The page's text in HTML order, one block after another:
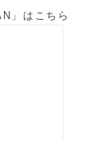
」はこちら